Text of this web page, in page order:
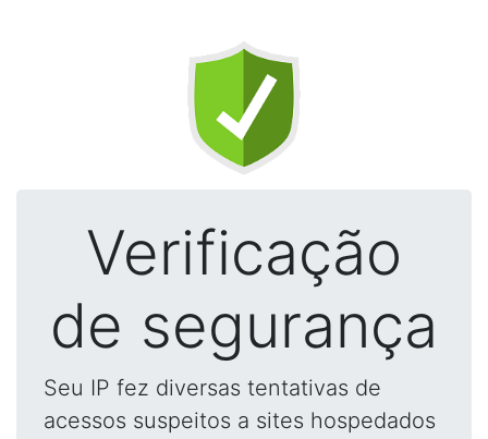
Verificação
de segurança
Seu IP fez diversas tentativas de
acessos suspeitos a sites hospedados